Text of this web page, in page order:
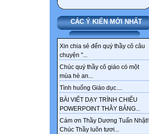
CÁC Ý KIẾN MỚI NHẤT
Xin chia sẻ đến quý thầy cô câu
chuyện "...
Chúc quý thầy cô giáo có một
mùa hè an...
Tình huống Giáo dục....
BÀI VIẾT DẠY TRÌNH CHIẾU
POWERPOINT THẦY BẢNG...
Cám ơn Thầy Dương Tuấn Nhật!
Chúc Thầy luôn tươi...